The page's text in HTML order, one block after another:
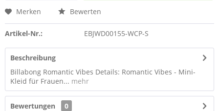
Merken Bewerten
Artikel-Nr.: EBJWD00155-WCP-S
Beschreibung
Billabong Romantic Vibes Details: Romantic Vibes - Mini-
Kleid für Frauen... mehr
Bewertungen
0